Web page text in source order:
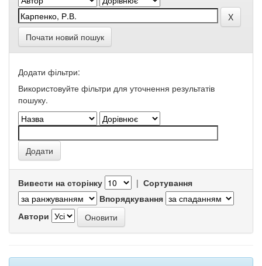
Почати новий пошук
Додати фільтри:
Використовуйте фільтри для уточнення результатів
пошуку.
Вивести на сторінку | Сортування
Впорядкування
Автори